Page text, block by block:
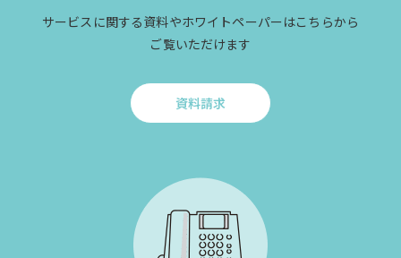
サービスに関する資料やホワイトペーパーはこちらから
ご覧いただけます
資料請求
Click
請